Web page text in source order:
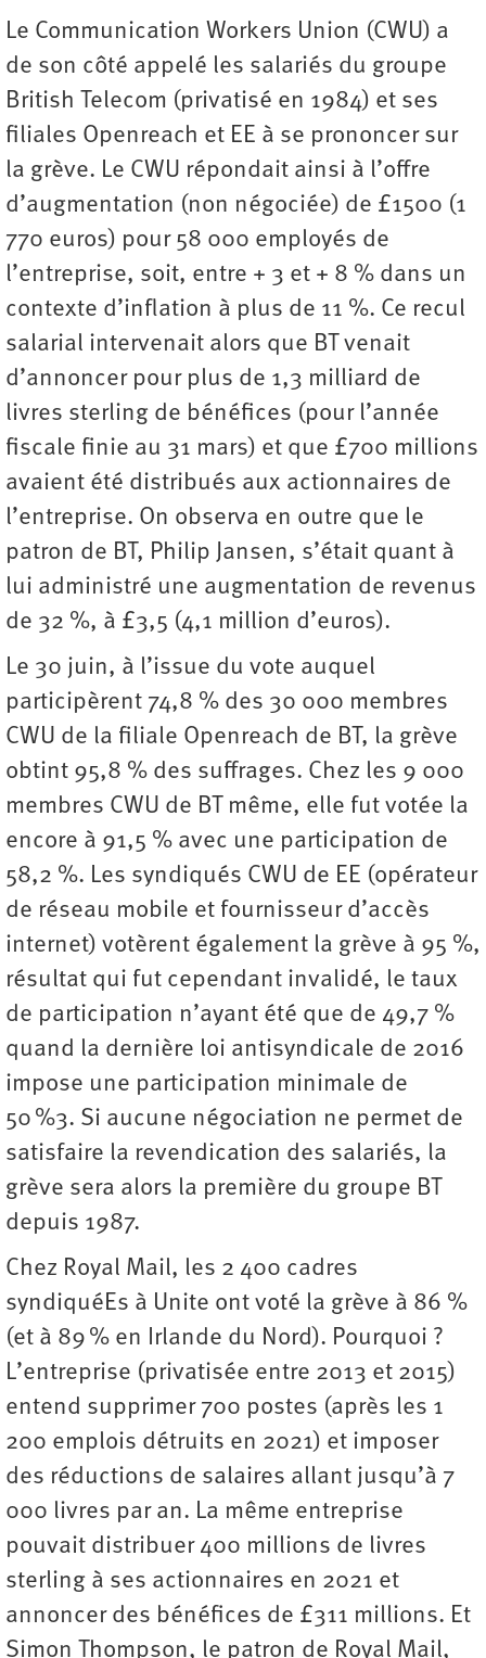
Le Communication Workers Union (CWU) a
de son côté appelé les salariés du groupe
British Telecom (privatisé en 1984) et ses
filiales Openreach et EE à se prononcer sur
la grève. Le CWU répondait ainsi à l’offre
d’augmentation (non négociée) de £1500 (1
770 euros) pour 58 000 employés de
l’entreprise, soit, entre + 3 et + 8 % dans un
contexte d’inflation à plus de 11 %. Ce recul
salarial intervenait alors que BT venait
d’annoncer pour plus de 1,3 milliard de
livres sterling de bénéfices (pour l’année
fiscale finie au 31 mars) et que £700 millions
avaient été distribués aux actionnaires de
l’entreprise. On observa en outre que le
patron de BT, Philip Jansen, s’était quant à
lui administré une augmentation de revenus
de 32 %, à £3,5 (4,1 million d’euros).
Le 30 juin, à l’issue du vote auquel
participèrent 74,8 % des 30 000 membres
CWU de la filiale Openreach de BT, la grève
obtint 95,8 % des suffrages. Chez les 9 000
membres CWU de BT même, elle fut votée la
encore à 91,5 % avec une participation de
58,2 %. Les syndiqués CWU de EE (opérateur
de réseau mobile et fournisseur d’accès
internet) votèrent également la grève à 95 %,
résultat qui fut cependant invalidé, le taux
de participation n’ayant été que de 49,7 %
quand la dernière loi antisyndicale de 2016
impose une participation minimale de
50 %3. Si aucune négociation ne permet de
satisfaire la revendication des salariés, la
grève sera alors la première du groupe BT
depuis 1987.
Chez Royal Mail, les 2 400 cadres
syndiquéEs à Unite ont voté la grève à 86 %
(et à 89 % en Irlande du Nord). Pourquoi ?
L’entreprise (privatisée entre 2013 et 2015)
entend supprimer 700 postes (après les 1
200 emplois détruits en 2021) et imposer
des réductions de salaires allant jusqu’à 7
000 livres par an. La même entreprise
pouvait distribuer 400 millions de livres
sterling à ses actionnaires en 2021 et
annoncer des bénéfices de £311 millions. Et
Simon Thompson, le patron de Royal Mail,